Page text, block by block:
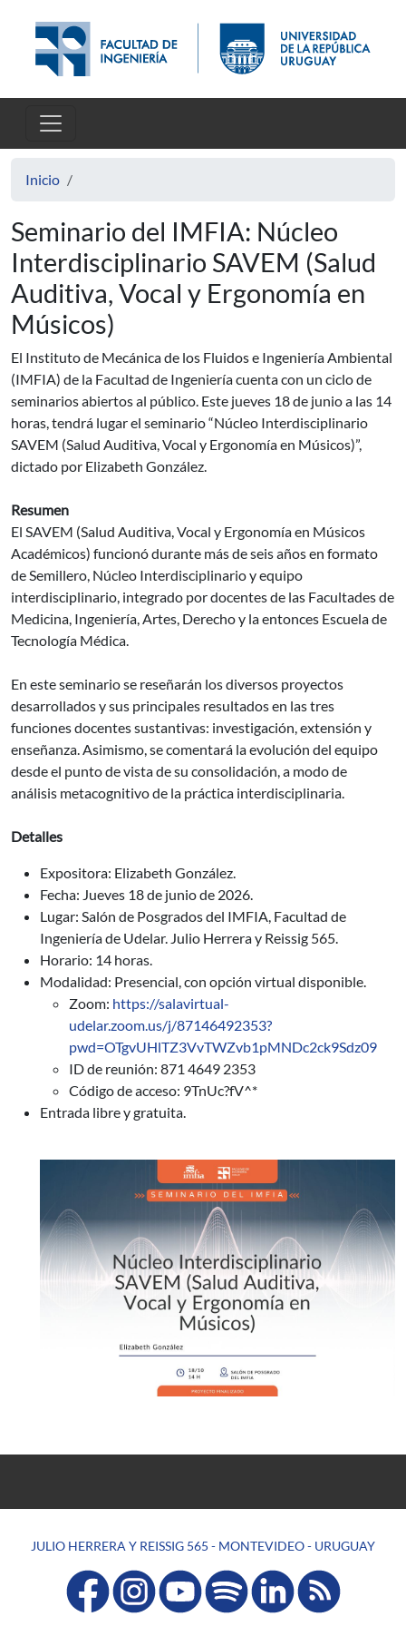
Inicio
Seminario del IMFIA: Núcleo
Interdisciplinario SAVEM (Salud
Auditiva, Vocal y Ergonomía en
Músicos)
El Instituto de Mecánica de los Fluidos e Ingeniería Ambiental
(IMFIA) de la Facultad de Ingeniería cuenta con un ciclo de
seminarios abiertos al público. Este jueves 18 de junio a las 14
horas, tendrá lugar el seminario “Núcleo Interdisciplinario
SAVEM (Salud Auditiva, Vocal y Ergonomía en Músicos)”,
dictado por Elizabeth González.
Resumen
El SAVEM (Salud Auditiva, Vocal y Ergonomía en Músicos
Académicos) funcionó durante más de seis años en formato
de Semillero, Núcleo Interdisciplinario y equipo
interdisciplinario, integrado por docentes de las Facultades de
Medicina, Ingeniería, Artes, Derecho y la entonces Escuela de
Tecnología Médica.
En este seminario se reseñarán los diversos proyectos
desarrollados y sus principales resultados en las tres
funciones docentes sustantivas: investigación, extensión y
enseñanza. Asimismo, se comentará la evolución del equipo
desde el punto de vista de su consolidación, a modo de
análisis metacognitivo de la práctica interdisciplinaria.
Detalles
Expositora: Elizabeth González.
Fecha: Jueves 18 de junio de 2026.
Lugar: Salón de Posgrados del IMFIA, Facultad de
Ingeniería de Udelar. Julio Herrera y Reissig 565.
Horario: 14 horas.
Modalidad: Presencial, con opción virtual disponible.
Zoom: https://salavirtual-
udelar.zoom.us/j/87146492353?
pwd=OTgvUHlTZ3VvTWZvb1pMNDc2ck9Sdz09
ID de reunión: 871 4649 2353
Código de acceso: 9TnUc?fV^*
Entrada libre y gratuita.
JULIO HERRERA Y REISSIG 565 - MONTEVIDEO - URUGUAY